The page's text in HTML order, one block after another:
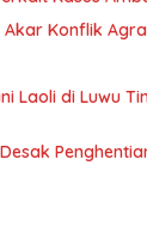
Konflik
Laoli di Luwu